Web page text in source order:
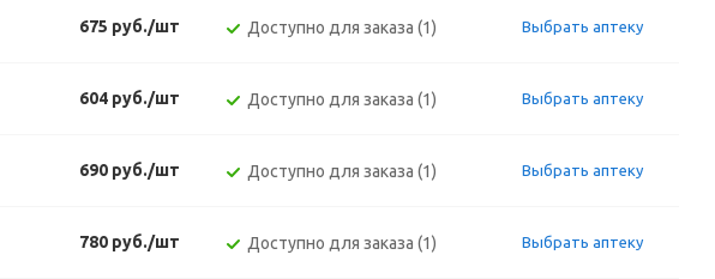
675 руб./шт Доступно для заказа (1) Выбрать аптеку
604 руб./шт Доступно для заказа (1) Выбрать аптеку
690 руб./шт Доступно для заказа (1) Выбрать аптеку
780 руб./шт Доступно для заказа (1) Выбрать аптеку